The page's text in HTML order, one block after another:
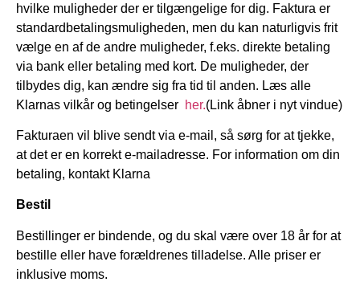
hvilke muligheder der er tilgængelige for dig. Faktura er
standardbetalingsmuligheden, men du kan naturligvis frit
vælge en af de andre muligheder, f.eks. direkte betaling
via bank eller betaling med kort. De muligheder, der
tilbydes dig, kan ændre sig fra tid til anden. Læs alle
Klarnas vilkår og betingelser her.(Link åbner i nyt vindue)
Fakturaen vil blive sendt via e-mail, så sørg for at tjekke,
at det er en korrekt e-mailadresse. For information om din
betaling, kontakt Klarna
Bestil
Bestillinger er bindende, og du skal være over 18 år for at
bestille eller have forældrenes tilladelse. Alle priser er
inklusive moms.